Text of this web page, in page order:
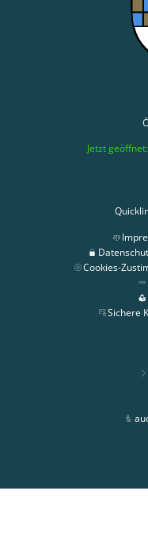
Klicken, um
Jetzt geöffnet:
Cookies-
Sichere